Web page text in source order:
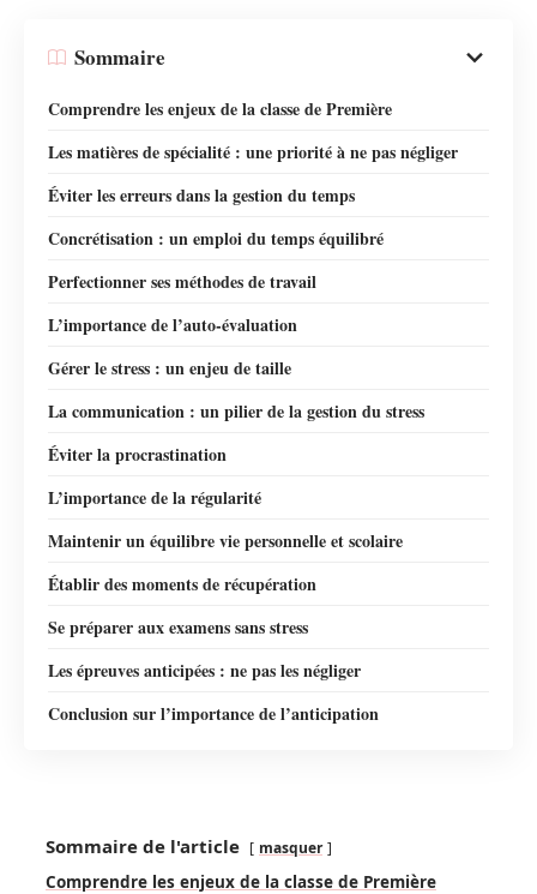
Sommaire
Comprendre les enjeux de la classe de Première
Les matières de spécialité : une priorité à ne pas négliger
Éviter les erreurs dans la gestion du temps
Concrétisation : un emploi du temps équilibré
Perfectionner ses méthodes de travail
L’importance de l’auto-évaluation
Gérer le stress : un enjeu de taille
La communication : un pilier de la gestion du stress
Éviter la procrastination
L’importance de la régularité
Maintenir un équilibre vie personnelle et scolaire
Établir des moments de récupération
Se préparer aux examens sans stress
Les épreuves anticipées : ne pas les négliger
Conclusion sur l’importance de l’anticipation
Sommaire de l'article masquer
Comprendre les enjeux de la classe de Première